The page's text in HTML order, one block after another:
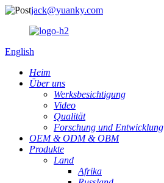
jack@yuanky.com
English
Heim
Über uns
Werksbesichtigung
Video
Qualität
Forschung und Entwicklung
OEM & ODM & OBM
Produkte
Land
Afrika